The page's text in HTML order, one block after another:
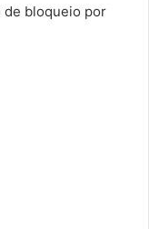
bloqueio por